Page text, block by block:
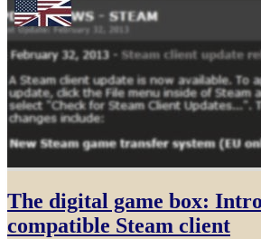
The digital game box:
compatible Steam client